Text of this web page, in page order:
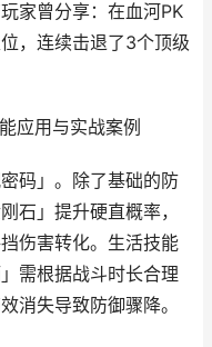
家曾分享：在血河PK
，连续击退了3个顶级
码」。除了基础的防
石」提升硬直概率，
伤害转化。生活技能
需根据战斗时长合理
消失导致防御骤降。